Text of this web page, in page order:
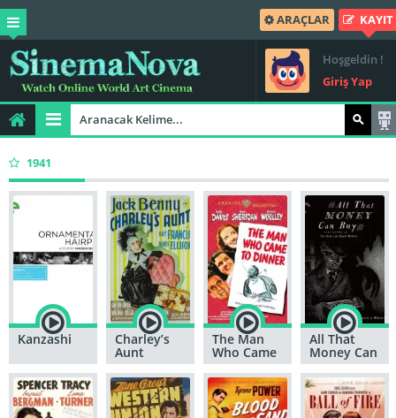
ARAÇLAR KAYIT
Hoşgeldin !
Giriş Yap
1941
Kanzashi Charley’s
Aunt
The Man
Who Came
to Dinner
All That
Money Can
Buy